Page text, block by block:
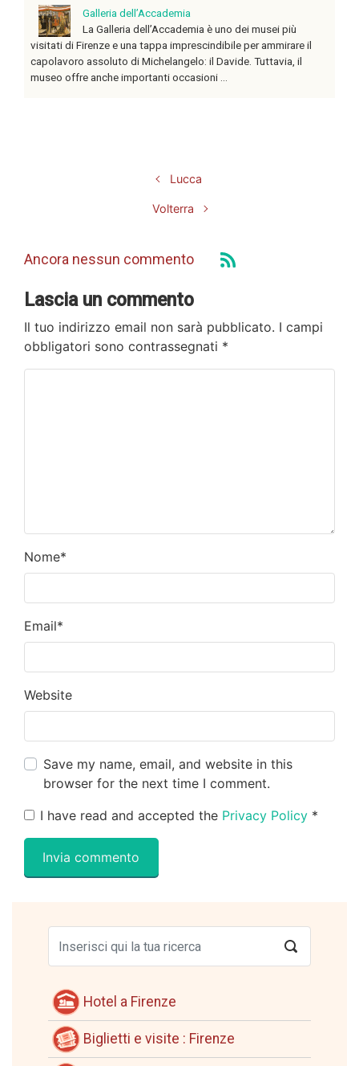
Galleria dell’Accademia
La Galleria dell’Accademia è uno dei musei più
visitati di Firenze e una tappa imprescindibile per ammirare il
capolavoro assoluto di Michelangelo: il Davide. Tuttavia, il
museo offre anche importanti occasioni ...
Lucca
Volterra
Ancora nessun commento
Lascia un commento
Il tuo indirizzo email non sarà pubblicato. I campi
obbligatori sono contrassegnati *
Nome*
Email*
Website
Save my name, email, and website in this
browser for the next time I comment.
I have read and accepted the Privacy Policy *
Hotel a Firenze
Biglietti e visite : Firenze